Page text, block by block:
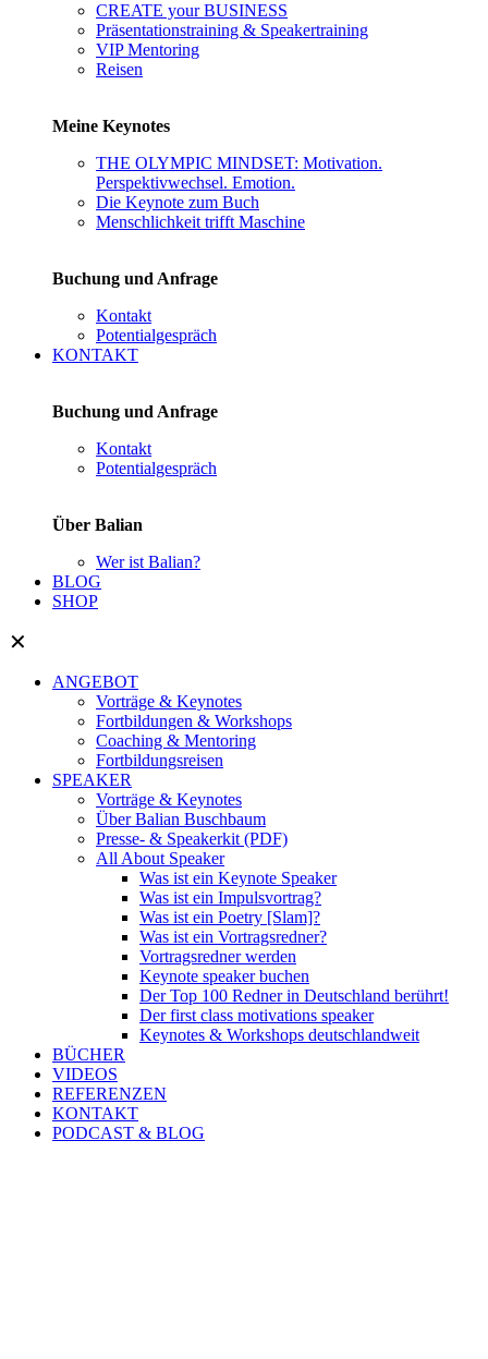
CREATE your BUSINESS
Präsentationstraining & Speakertraining
VIP Mentoring
Reisen
Meine Keynotes
THE OLYMPIC MINDSET: Motivation.
Perspektivwechsel. Emotion.
Die Keynote zum Buch
Menschlichkeit trifft Maschine
Buchung und Anfrage
Kontakt
Potentialgespräch
KONTAKT
Buchung und Anfrage
Kontakt
Potentialgespräch
Über Balian
Wer ist Balian?
BLOG
SHOP
✕
ANGEBOT
Vorträge & Keynotes
Fortbildungen & Workshops
Coaching & Mentoring
Fortbildungsreisen
SPEAKER
Vorträge & Keynotes
Über Balian Buschbaum
Presse- & Speakerkit (PDF)
All About Speaker
Was ist ein Keynote Speaker
Was ist ein Impulsvortrag?
Was ist ein Poetry [Slam]?
Was ist ein Vortragsredner?
Vortragsredner werden
Keynote speaker buchen
Der Top 100 Redner in Deutschland berührt!
Der first class motivations speaker
Keynotes & Workshops deutschlandweit
BÜCHER
VIDEOS
REFERENZEN
KONTAKT
PODCAST & BLOG